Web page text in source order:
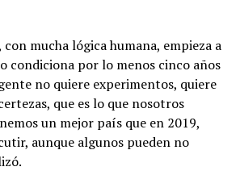
con mucha lógica humana, empieza a
condiciona por lo menos cinco años
no quiere experimentos, quiere
que es lo que nosotros
un mejor país que en 2019,
aunque algunos pueden no